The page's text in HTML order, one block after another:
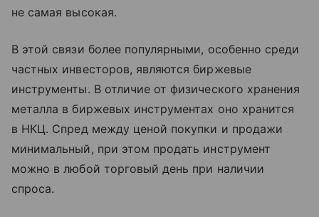
не самая высокая.
В этой связи более популярными, особенно среди
частных инвесторов, являются биржевые
инструменты. В отличие от физического хранения
металла в биржевых инструментах оно хранится
в НКЦ. Спред между ценой покупки и продажи
минимальный, при этом продать инструмент
можно в любой торговый день при наличии
спроса.